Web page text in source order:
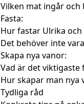
Vilken mat ingår och
Fasta:
Hur fastar Ulrika
Det behöver inte
Skapa nya vanor:
Vad är det viktigaste
Hur skapar man nya
Tydliga råd